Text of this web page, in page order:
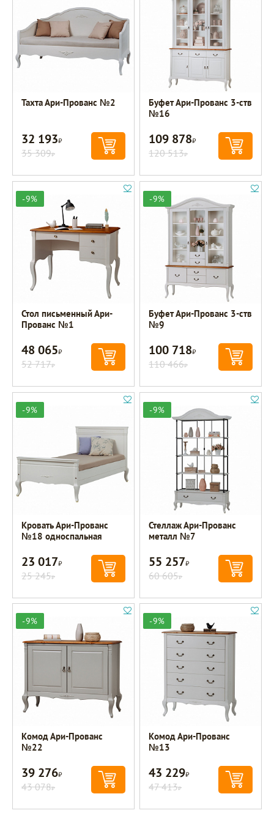
Тахта Ари-Прованс №2
32 193Р
35 309Р
Буфет Ари-Прованс 3-ств
№16
109 878Р
120 513Р
-9%
Стол письменный Ари-
Прованс №1
48 065Р
52 717Р
-9%
Буфет Ари-Прованс 3-ств
№9
100 718Р
110 466Р
-9%
Кровать Ари-Прованс
№18 односпальная
23 017Р
25 245Р
-9%
Стеллаж Ари-Прованс
металл №7
55 257Р
60 605Р
-9%
Комод Ари-Прованс
№22
39 276Р
43 078Р
-9%
Комод Ари-Прованс
№13
43 229Р
47 413Р